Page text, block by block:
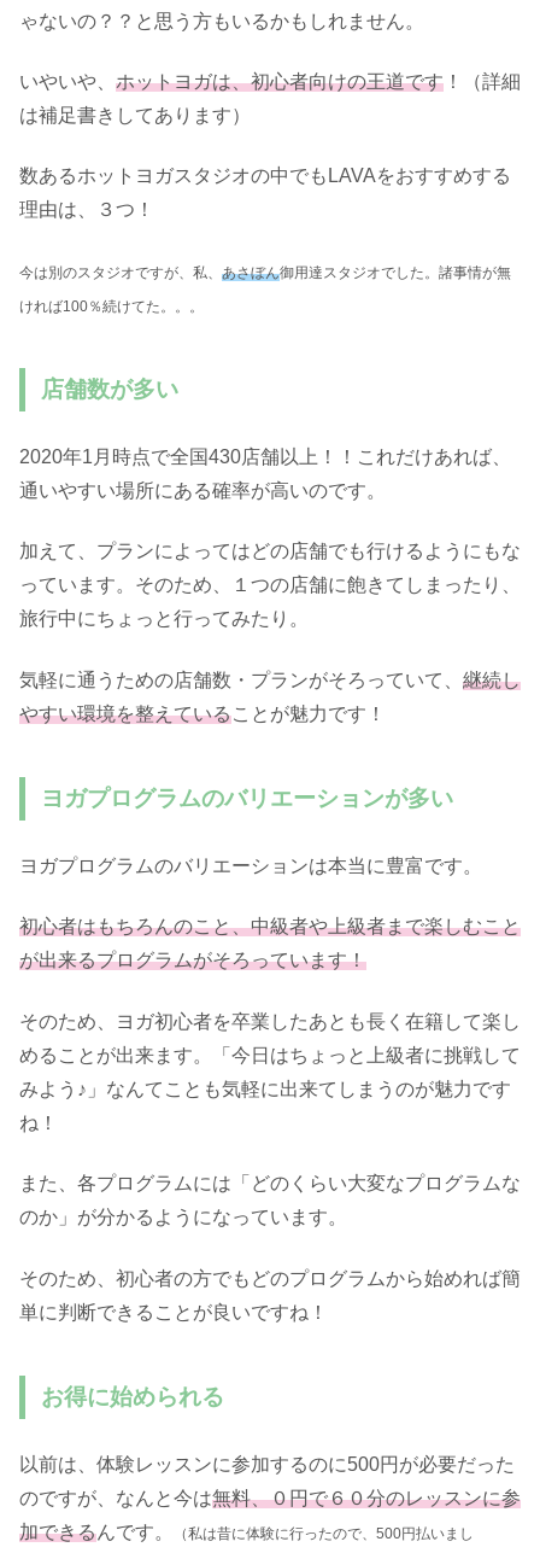
ゃないの？？と思う方もいるかもしれません。
いやいや、 ホットヨガは、初心者向けの王道です ！（詳細
は補足書きしてあります）
数あるホットヨガスタジオの中でもLAVAをおすすめする
理由は、３つ！
今は別のスタジオですが、私、 あさぼん御用達スタジオでした。諸事情が無
ければ100％続けてた。。。
店舗数が多い
2020年1月時点で全国430店舗以上！！これだけあれば、
通いやすい場所にある確率が高いのです。
加えて、プランによってはどの店舗でも行けるようにもな
っています。そのため、１つの店舗に飽きてしまったり、
旅行中にちょっと行ってみたり。
気軽に通うための店舗数・プランがそろっていて、 継続し
やすい環境を整えていることが魅力です！
ヨガプログラムのバリエーションが多い
ヨガプログラムのバリエーションは本当に豊富です。
初心者はもちろんのこと、中級者や上級者まで楽しむこと
が出来るプログラムがそろっています！
そのため、ヨガ初心者を卒業したあとも長く在籍して楽し
めることが出来ます。「今日はちょっと上級者に挑戦して
みよう♪」なんてことも気軽に出来てしまうのが魅力です
ね！
また、各プログラムには「どのくらい大変なプログラムな
のか」が分かるようになっています。
そのため、初心者の方でもどのプログラムから始めれば簡
単に判断できることが良いですね！
お得に始められる
以前は、体験レッスンに参加するのに500円が必要だった
のですが、なんと今は無料、０円で６０分のレッスンに参
加できるんです。 （私は昔に体験に行ったので、500円払いまし